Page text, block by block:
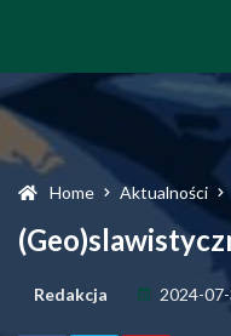
Home Aktualności
Redakcja 2024-